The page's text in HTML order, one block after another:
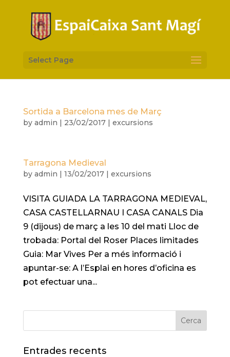
Select Page
Sortida a Barcelona mes de Març
by admin | 23/02/2017| excursions
Tarragona Medieval
by admin | 13/02/2017| excursions
VISITA GUIADA LA TARRAGONA MEDIEVAL,
CASA CASTELLARNAU I CASA CANALS Dia
9 (dijous) de març a les 10 del mati Lloc de
trobada: Portal del Roser Places limitades
Guia: Mar Vives Per a més informació i
apuntar-se: A l’Esplai en hores d’oficina es
pot efectuar una...
Entrades recents